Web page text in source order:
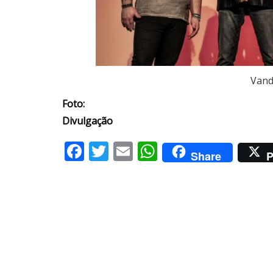
Foto:
Divulgação
Facebook
Twitter
EmailWhatsApp
Share